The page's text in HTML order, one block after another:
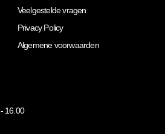
Veelgestelde vragen
Privacy Policy
Algemene voorwaarden
16.00